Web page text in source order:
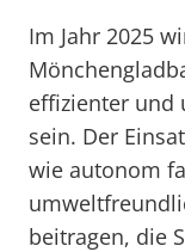
Im Jahr 2025
effizienter und
sein. Der
wie autonom
beitragen, die